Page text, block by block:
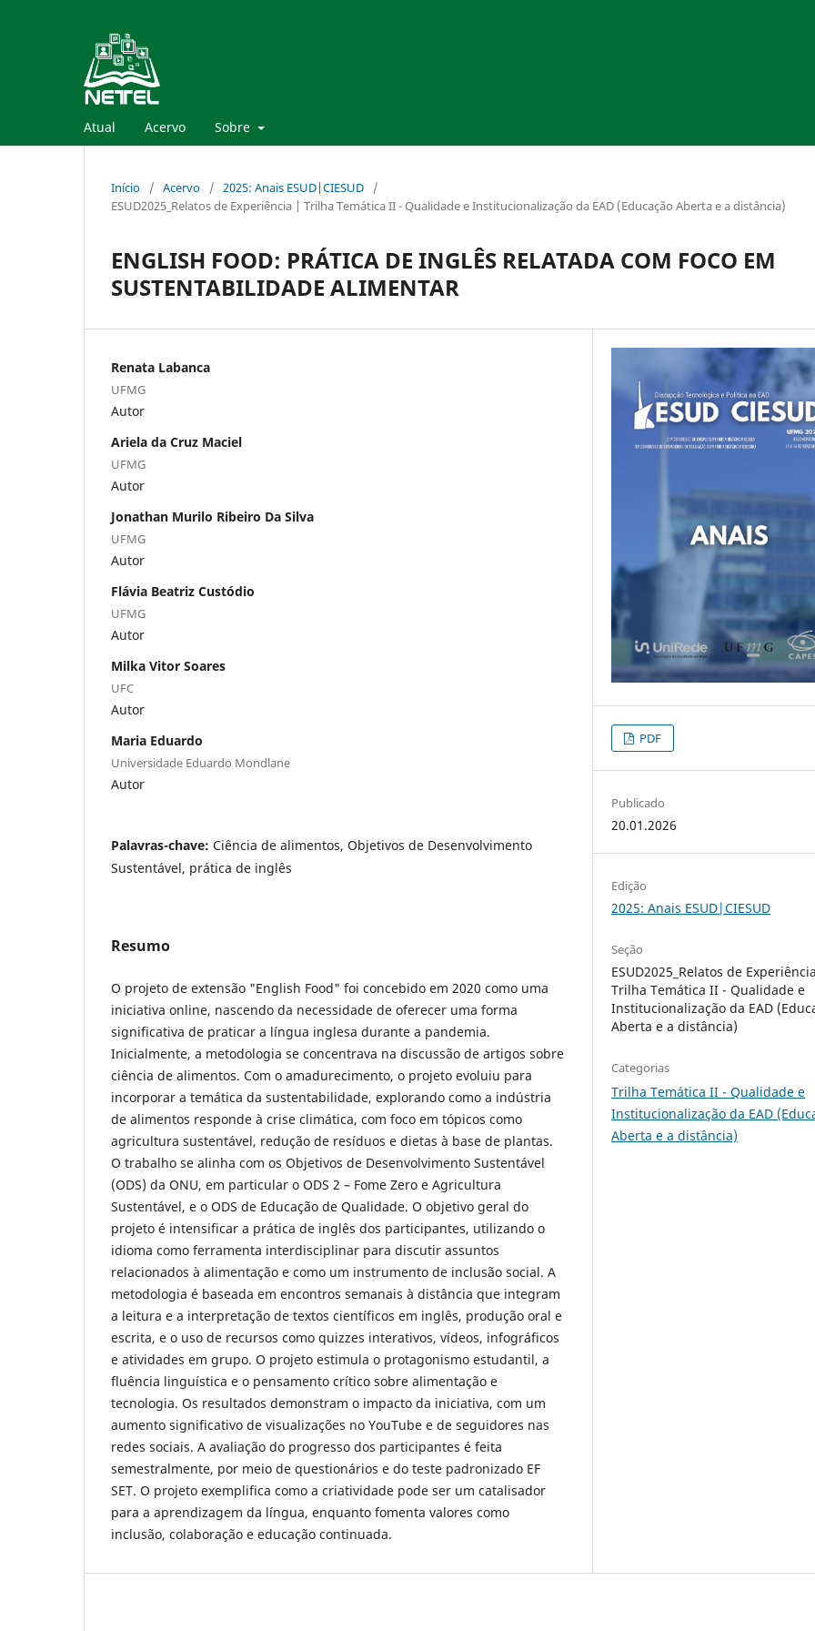
Atual Acervo Sobre
Início / Acervo / 2025: Anais ESUD|CIESUD
/
ESUD2025_Relatos de Experiência | Trilha Temática II - Qualidade e Institucionalização da EAD (Educação Aberta e a distância)
ENGLISH FOOD: PRÁTICA DE INGLÊS RELATADA COM FOCO EM
SUSTENTABILIDADE ALIMENTAR
Renata Labanca
UFMG
Autor
Ariela da Cruz Maciel
UFMG
Autor
Jonathan Murilo Ribeiro Da Silva
UFMG
Autor
Flávia Beatriz Custódio
UFMG
Autor
Milka Vitor Soares
UFC
Autor
Maria Eduardo
Universidade Eduardo Mondlane
Autor
Palavras-chave: Ciência de alimentos, Objetivos de Desenvolvimento
Sustentável, prática de inglês
Resumo
O projeto de extensão "English Food" foi concebido em 2020 como uma
iniciativa online, nascendo da necessidade de oferecer uma forma
significativa de praticar a língua inglesa durante a pandemia.
Inicialmente, a metodologia se concentrava na discussão de artigos sobre
ciência de alimentos. Com o amadurecimento, o projeto evoluiu para
incorporar a temática da sustentabilidade, explorando como a indústria
de alimentos responde à crise climática, com foco em tópicos como
agricultura sustentável, redução de resíduos e dietas à base de plantas.
O trabalho se alinha com os Objetivos de Desenvolvimento Sustentável
(ODS) da ONU, em particular o ODS 2 – Fome Zero e Agricultura
Sustentável, e o ODS de Educação de Qualidade. O objetivo geral do
projeto é intensificar a prática de inglês dos participantes, utilizando o
idioma como ferramenta interdisciplinar para discutir assuntos
relacionados à alimentação e como um instrumento de inclusão social. A
metodologia é baseada em encontros semanais à distância que integram
a leitura e a interpretação de textos científicos em inglês, produção oral e
escrita, e o uso de recursos como quizzes interativos, vídeos, infográficos
e atividades em grupo. O projeto estimula o protagonismo estudantil, a
fluência linguística e o pensamento crítico sobre alimentação e
tecnologia. Os resultados demonstram o impacto da iniciativa, com um
aumento significativo de visualizações no YouTube e de seguidores nas
redes sociais. A avaliação do progresso dos participantes é feita
semestralmente, por meio de questionários e do teste padronizado EF
SET. O projeto exemplifica como a criatividade pode ser um catalisador
para a aprendizagem da língua, enquanto fomenta valores como
inclusão, colaboração e educação continuada.
PDF
Publicado
20.01.2026
Edição
2025: Anais ESUD|CIESUD
Seção
ESUD2025_Relatos de
Trilha Temática II - Qualidade e
Institucionalização da EAD
Aberta e a distância)
Categorias
Trilha Temática II - Qualidade e
Institucionalização da EAD
Aberta e a distância)